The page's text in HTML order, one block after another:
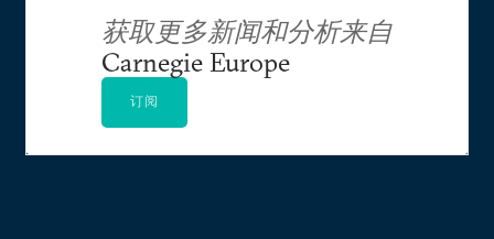
获取更多新闻和分析来自
Carnegie Europe
订阅